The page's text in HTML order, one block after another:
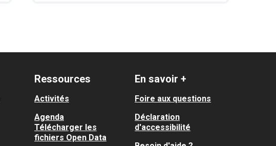
Ressources
Activités
Agenda
Télécharger les
fichiers Open Data
En savoir +
Foire aux questions
Déclaration
d'accessibilité